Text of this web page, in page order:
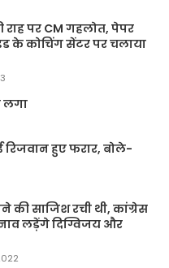
राह पर CM गहलोत, पेपर
के कोचिंग सेंटर पर चलाया
लगा
हुए फरार, बोले-
की साजिश रची थी, कांग्रेस
लड़ेंगे दिग्विजय और